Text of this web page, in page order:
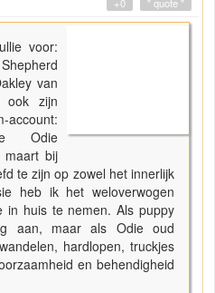
" quote "
+0
voor:
van
ook zijn
Odie
maart bij
te zijn op zowel het innerlijk
heb ik het weloverwogen
in huis te nemen. Als puppy
aan, maar als Odie oud
hardlopen, truckjes
en behendigheid